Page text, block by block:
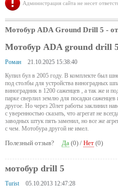
Администрация сайта не несет
Мотобур ADA Ground Drill 5 -
Мотобур ADA ground drill
Роман
21.10.2025 15:38:40
Купил бул в 2005 году. В комплекте был
под столбы для устройства виноградных
виноградник в 1200 саженцев , а так же и
парке сверлил землю для посадки
другое. Но через 20лет работы заклинил
с уверенностью сказать, что агрегат не
заводных штук пять заменил, но все же
с чем. Мотобура другой не имел.
Полезный отзыв? Да (0) / Нет (0)
мотобур drill 5
Turist
05.10.2013 12:47:28